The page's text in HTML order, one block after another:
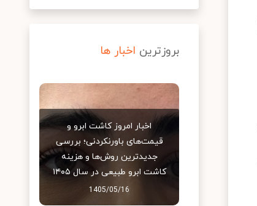
بروزترین اخبار ها
اخبار امروز کاشت ابرو و
قیمت‌های باورنکردنی؛ بررسی
جدیدترین روش‌ها و هزینه
کاشت ابرو طبیعی در سال ۱۴۰۵
1405/05/16